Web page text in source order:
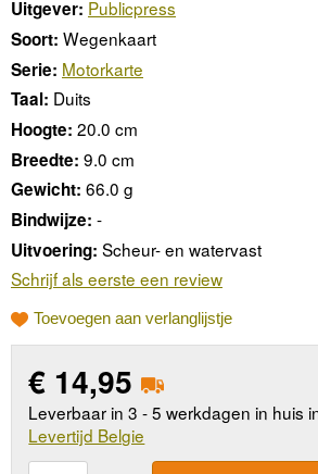
Uitgever: Publicpress
Soort: Wegenkaart
Serie: Motorkarte
Taal: Duits
Hoogte: 20.0 cm
Breedte: 9.0 cm
Gewicht: 66.0 g
Bindwijze: -
Uitvoering: Scheur- en watervast
Schrijf als eerste een review
Toevoegen aan verlanglijstje
€ 14,95
Leverbaar in 3 - 5 werkdagen in huis
Levertijd Belgie